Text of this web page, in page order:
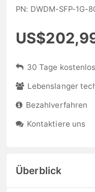
PN: DWDM-SFP-1G-
30 Tage
Lebenslanger
Bezahlverfahren
Kontaktiere uns
Überblick